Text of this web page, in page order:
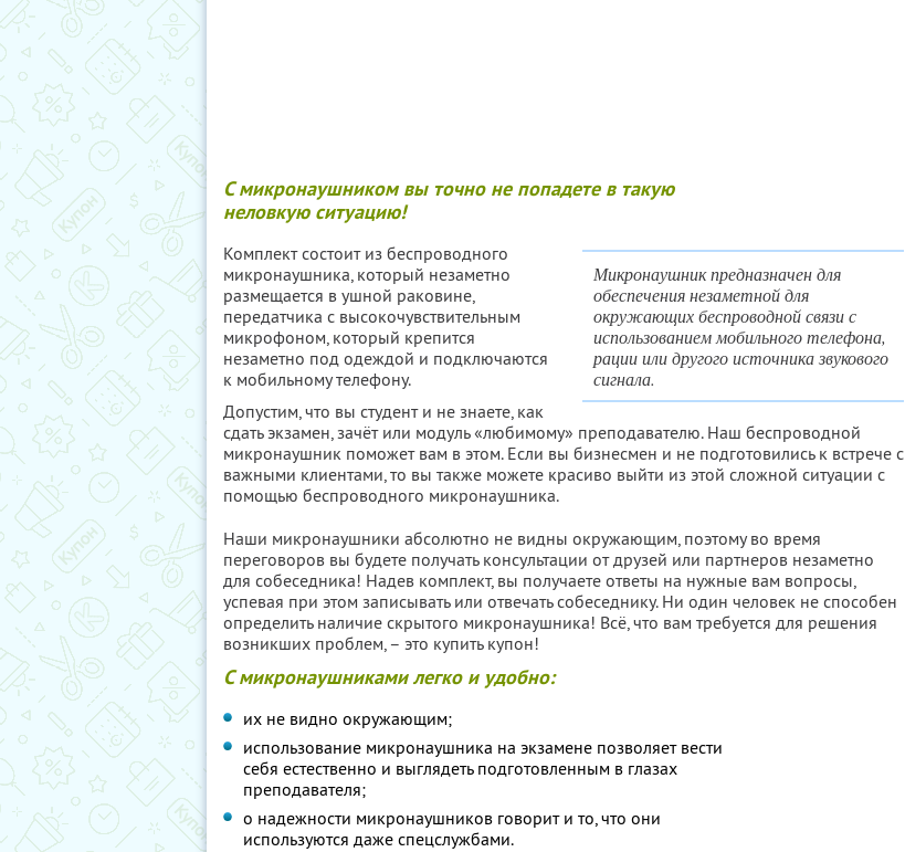
С микронаушником вы точно не попадете в такую
неловкую ситуацию!
Микронаушник предназначен для
обеспечения незаметной для
окружающих беспроводной связи с
использованием мобильного телефона,
рации или другого источника звукового
сигнала.
Комплект состоит из беспроводного
микронаушника, который незаметно
размещается в ушной раковине,
передатчика с высокочувствительным
микрофоном, который крепится
незаметно под одеждой и подключаются
к мобильному телефону.
Допустим, что вы студент и не знаете, как
сдать экзамен, зачёт или модуль «любимому» преподавателю. Наш беспроводной
микронаушник поможет вам в этом. Если вы бизнесмен и не подготовились к встрече с
важными клиентами, то вы также можете красиво выйти из этой сложной ситуации с
помощью беспроводного микронаушника.
Наши микронаушники абсолютно не видны окружающим, поэтому во время
переговоров вы будете получать консультации от друзей или партнеров незаметно
для собеседника! Надев комплект, вы получаете ответы на нужные вам вопросы,
успевая при этом записывать или отвечать собеседнику. Ни один человек не способен
определить наличие скрытого микронаушника! Всё, что вам требуется для решения
возникших проблем, – это купить купон!
С микронаушниками легко и удобно:
их не видно окружающим;
использование микронаушника на экзамене позволяет вести
себя естественно и выглядеть подготовленным в глазах
преподавателя;
о надежности микронаушников говорит и то, что они
используются даже спецслужбами.